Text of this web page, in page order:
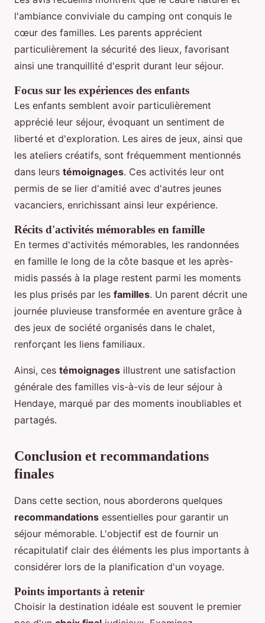
l'ambiance conviviale du camping ont conquis le
cœur des familles. Les parents apprécient
particulièrement la sécurité des lieux, favorisant
ainsi une tranquillité d'esprit durant leur séjour.
Focus sur les expériences des enfants
Les enfants semblent avoir particulièrement
apprécié leur séjour, évoquant un sentiment de
liberté et d'exploration. Les aires de jeux, ainsi que
les ateliers créatifs, sont fréquemment mentionnés
dans leurs témoignages. Ces activités leur ont
permis de se lier d'amitié avec d'autres jeunes
vacanciers, enrichissant ainsi leur expérience.
Récits d'activités mémorables en famille
En termes d'activités mémorables, les randonnées
en famille le long de la côte basque et les après-
midis passés à la plage restent parmi les moments
les plus prisés par les familles. Un parent décrit une
journée pluvieuse transformée en aventure grâce à
des jeux de société organisés dans le chalet,
renforçant les liens familiaux.
Ainsi, ces témoignages illustrent une satisfaction
générale des familles vis-à-vis de leur séjour à
Hendaye, marqué par des moments inoubliables et
partagés.
Conclusion et recommandations
finales
Dans cette section, nous aborderons quelques
recommandations essentielles pour garantir un
séjour mémorable. L'objectif est de fournir un
récapitulatif clair des éléments les plus importants à
considérer lors de la planification d'un voyage.
Points importants à retenir
Choisir la destination idéale est souvent le premier